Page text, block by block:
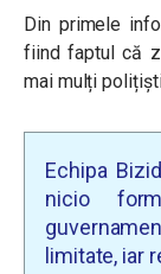
Din primele
fiind faptul că
mai mulți
Echipa
nicio
limitate, iar